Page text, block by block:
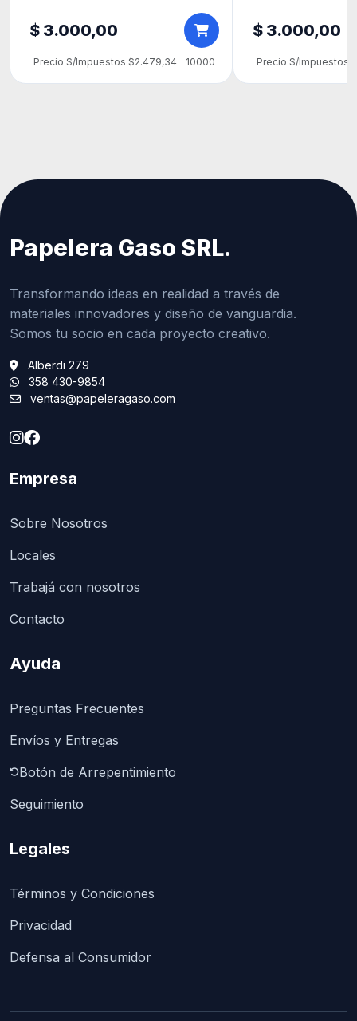
$ 3.000,00
Precio S/Impuestos $2.479,34 10000
$ 3.000,00
Precio S/Impuestos
Papelera Gaso SRL.
Transformando ideas en realidad a través de
materiales innovadores y diseño de vanguardia.
Somos tu socio en cada proyecto creativo.
Alberdi 279
358 430-9854
ventas@papeleragaso.com
Empresa
Sobre Nosotros
Locales
Trabajá con nosotros
Contacto
Ayuda
Preguntas Frecuentes
Envíos y Entregas
Botón de Arrepentimiento
Seguimiento
Legales
Términos y Condiciones
Privacidad
Defensa al Consumidor